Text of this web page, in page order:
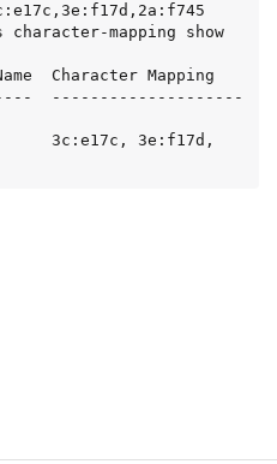
mapping show
Character Mapping
--------------------
3c:e17c, 3e:f17d,